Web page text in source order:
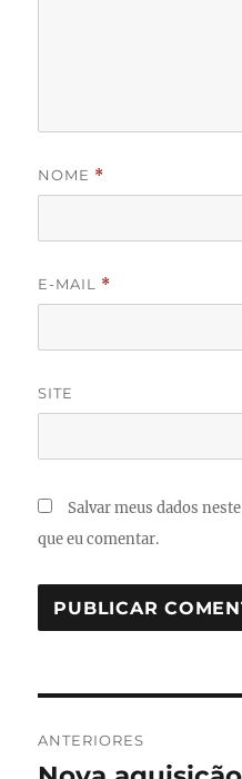
NOME *
E-MAIL *
SITE
Salvar meus dados
que eu comentar.
de
ANTERIORES
Post